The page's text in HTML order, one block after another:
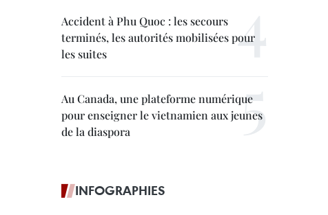
Accident à Phu Quoc : les secours
terminés, les autorités mobilisées pour
les suites
Au Canada, une plateforme numérique
pour enseigner le vietnamien aux jeunes
de la diaspora
INFOGRAPHIES